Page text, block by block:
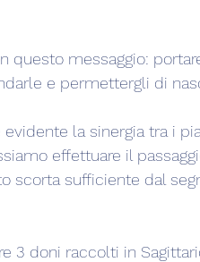
questo messaggio:
e permettergli di
la sinergia tra i
effettuare il
scorta sufficiente dal
3 doni raccolti in